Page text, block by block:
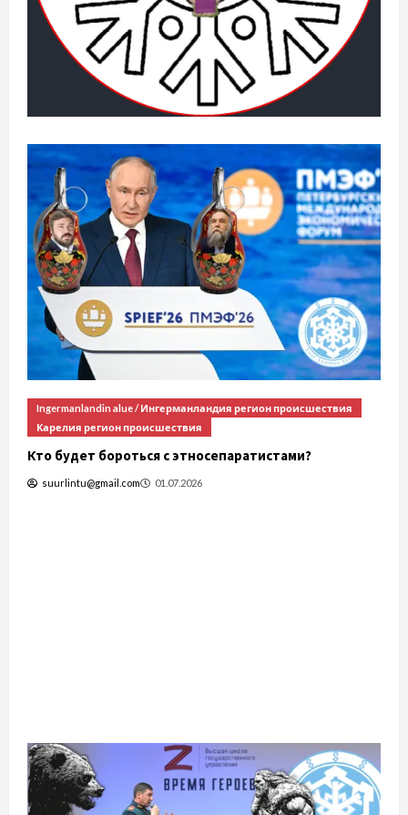
Коми регион происшествия
Закон о ликвидации Коми
suurlintu@gmail.com 19.06.2026